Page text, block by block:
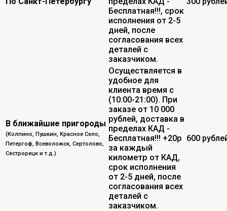
Бесплатная!!!, срок
исполнения от 2-5
дней, после
согласования всех
деталей с
заказчиком.
В ближайшие пригороды
(Колпино, Пушкин, Красное Село,
Петергоф, Всеволожск, Сертолово,
Сестрорецк и т.д.)
Осуществляется в
удобное для
клиента время с
(10:00-21:00). При
заказе от 10 000
рублей, доставка в
пределах КАД -
Бесплатная!!! +20р
за каждый
километр от КАД,
срок исполнения
от 2-5 дней, после
согласования всех
деталей с
заказчиком.
600